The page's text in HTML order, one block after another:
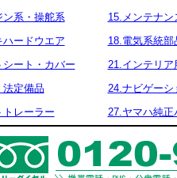
ン系・操舵系
15.メンテナン
ハードウエア
18.電気系統部
シート・カバー
21.インテリア
法定備品
24.ナビゲーシ
トレーラー
27.ヤマハ純正